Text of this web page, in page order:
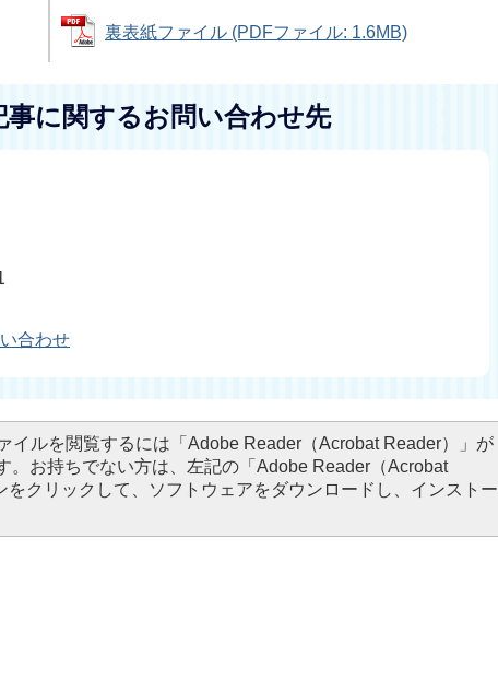
裏表紙ファイル (PDFファイル: 1.6MB)
事に関するお問い合わせ先
合わせ
イルを閲覧するには「Adobe Reader（Acrobat Reader）」が
。お持ちでない方は、左記の「Adobe Reader（Acrobat
をクリックして、ソフトウェアをダウンロードし、インストー